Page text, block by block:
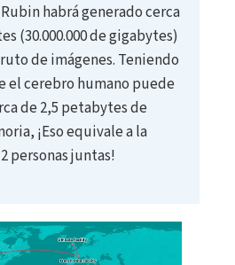
habrá generado cerca
(30.000.000 de gigabytes)
de imágenes. Teniendo
el cerebro humano puede
de 2,5 petabytes de
¡Eso equivale a la
personas juntas!